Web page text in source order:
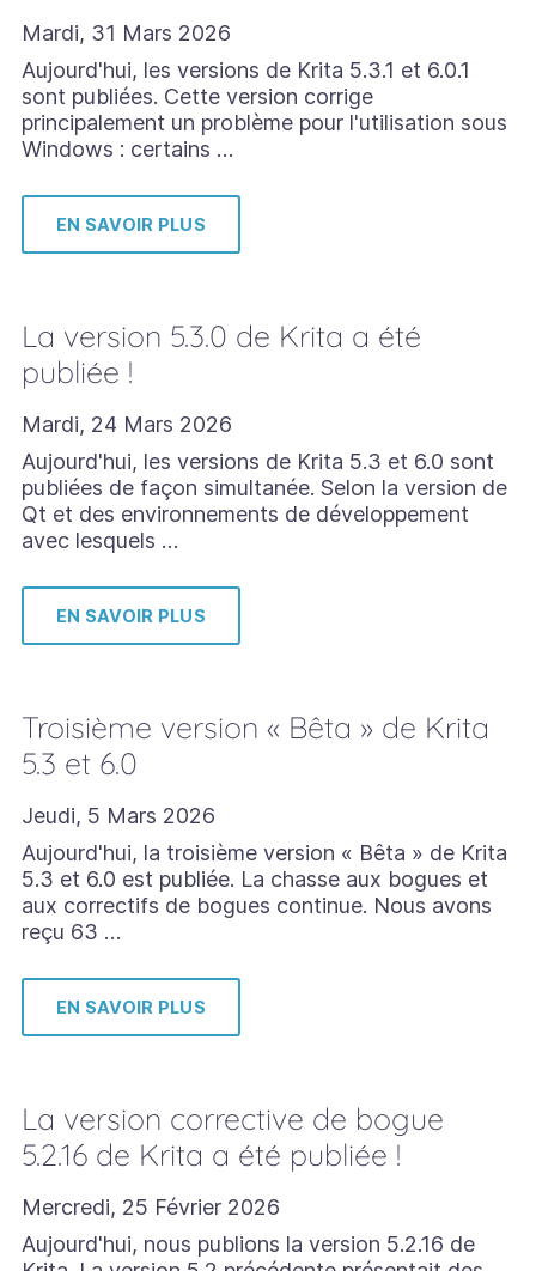
Mardi, 31 Mars 2026
Aujourd'hui, les versions de Krita 5.3.1 et 6.0.1
sont publiées. Cette version corrige
principalement un problème pour l'utilisation sous
Windows : certains …
EN SAVOIR PLUS
La version 5.3.0 de Krita a été
publiée !
Mardi, 24 Mars 2026
Aujourd'hui, les versions de Krita 5.3 et 6.0 sont
publiées de façon simultanée. Selon la version de
Qt et des environnements de développement
avec lesquels …
EN SAVOIR PLUS
Troisième version « Bêta » de Krita
5.3 et 6.0
Jeudi, 5 Mars 2026
Aujourd'hui, la troisième version « Bêta » de Krita
5.3 et 6.0 est publiée. La chasse aux bogues et
aux correctifs de bogues continue. Nous avons
reçu 63 …
EN SAVOIR PLUS
La version corrective de bogue
5.2.16 de Krita a été publiée !
Mercredi, 25 Février 2026
Aujourd'hui, nous publions la version 5.2.16 de